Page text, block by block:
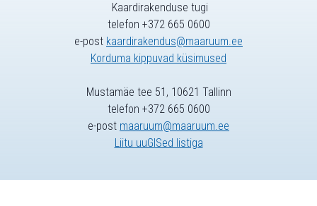
Kaardirakenduse tugi
telefon +372 665 0600
e-post kaardirakendus@maaruum.ee
Korduma kippuvad küsimused
Mustamäe tee 51, 10621 Tallinn
telefon +372 665 0600
e-post maaruum@maaruum.ee
Liitu uuGISed listiga